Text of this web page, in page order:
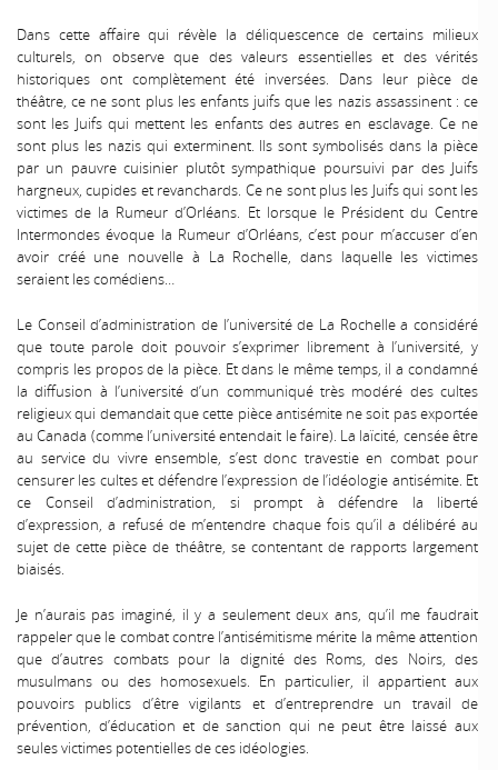
Dans cette affaire qui révèle la déliquescence de certains milieux
culturels, on observe que des valeurs essentielles et des vérités
historiques ont complètement été inversées. Dans leur pièce de
théâtre, ce ne sont plus les enfants juifs que les nazis assassinent : ce
sont les Juifs qui mettent les enfants des autres en esclavage. Ce ne
sont plus les nazis qui exterminent. Ils sont symbolisés dans la pièce
par un pauvre cuisinier plutôt sympathique poursuivi par des Juifs
hargneux, cupides et revanchards. Ce ne sont plus les Juifs qui sont les
victimes de la Rumeur d’Orléans. Et lorsque le Président du Centre
Intermondes évoque la Rumeur d’Orléans, c’est pour m’accuser d’en
avoir créé une nouvelle à La Rochelle, dans laquelle les victimes
seraient les comédiens…
Le Conseil d’administration de l’université de La Rochelle a considéré
que toute parole doit pouvoir s’exprimer librement à l’université, y
compris les propos de la pièce. Et dans le même temps, il a condamné
la diffusion à l’université d’un communiqué très modéré des cultes
religieux qui demandait que cette pièce antisémite ne soit pas exportée
au Canada (comme l’université entendait le faire). La laïcité, censée être
au service du vivre ensemble, s’est donc travestie en combat pour
censurer les cultes et défendre l’expression de l’idéologie antisémite. Et
ce Conseil d’administration, si prompt à défendre la liberté
d’expression, a refusé de m’entendre chaque fois qu’il a délibéré au
sujet de cette pièce de théâtre, se contentant de rapports largement
biaisés.
Je n’aurais pas imaginé, il y a seulement deux ans, qu’il me faudrait
rappeler que le combat contre l’antisémitisme mérite la même attention
que d’autres combats pour la dignité des Roms, des Noirs, des
musulmans ou des homosexuels. En particulier, il appartient aux
pouvoirs publics d’être vigilants et d’entreprendre un travail de
prévention, d’éducation et de sanction qui ne peut être laissé aux
seules victimes potentielles de ces idéologies.